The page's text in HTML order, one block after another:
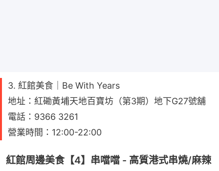
3. 紅館美食｜Be With Years
地址：紅磡黃埔天地百寶坊（第3期）地下G27號舖
電話：9366 3261
營業時間：12:00-22:00
紅館周邊美食【4】串噹噹 - 高質港式串燒/麻辣